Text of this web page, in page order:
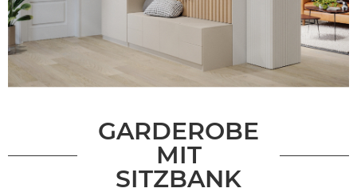
GARDEROBE
MIT
SITZBANK